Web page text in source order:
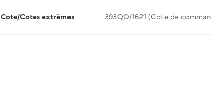
Cote/Cotes extrêmes 393QO/1621 (Cote de